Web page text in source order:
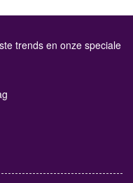
trends en onze speciale